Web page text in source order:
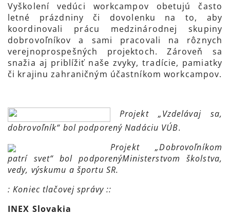
Vyškolení vedúci workcampov obetujú často
letné prázdniny či dovolenku na to, aby
koordinovali prácu medzinárodnej skupiny
dobrovoľníkov a sami pracovali na rôznych
verejnoprospešných projektoch. Zároveň sa
snažia aj priblížiť naše zvyky, tradície, pamiatky
či krajinu zahraničným účastníkom workcampov.
Projekt „Vzdelávaj sa,
dobrovoľník“ bol podporený Nadáciu VÚB.
Projekt „Dobrovoľníkom
patrí svet“ bol podporenýMinisterstvom školstva,
vedy, výskumu a športu SR.
: Koniec tlačovej správy ::
INEX Slovakia